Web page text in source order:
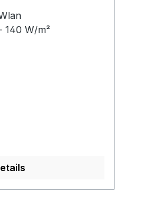
140 W/m²